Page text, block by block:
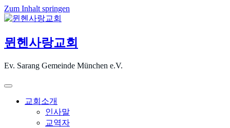
Zum Inhalt springen
뮌헨사랑교회
Ev. Sarang Gemeinde München e.V.
교회소개
인사말
교역자